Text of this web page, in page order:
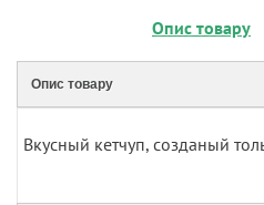
Опис товару
Опис товару
Вкусный кетчуп, созданый